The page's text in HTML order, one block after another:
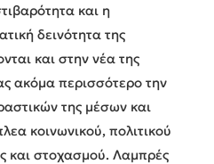
και η
δεινότητα της
και στην νέα της
ακόμα περισσότερο την
της μέσων και
κοινωνικού, πολιτικού
και στοχασμού. Λαμπρές